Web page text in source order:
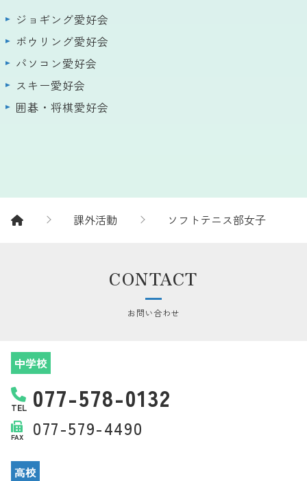
ジョギング愛好会
ボウリング愛好会
パソコン愛好会
スキー愛好会
囲碁・将棋愛好会
課外活動 ソフトテニス部女子
CONTACT
お問い合わせ
中学校
TEL 077-578-0132
FAX 077-579-4490
高校